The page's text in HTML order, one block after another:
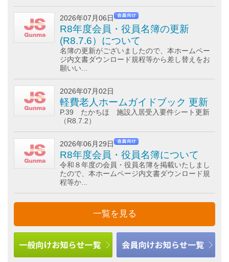
2026年07月06日
R8年度会員・役員名簿の更新
(R8.7.6）について
名簿の更新がございましたので、本ホームペー
ジ内文書ダウンロード規程等から差し替えをお
願いい...
2026年07月02日
軽費老人ホームガイドブック 更新
P.39 たかちほ 施設入居受入要件シート更新
（R8.7.2）
2026年06月29日
R8年度会員・役員名簿について
令和８年度の会員・役員名簿を掲載いたしまし
たので、本ホームページ内文書ダウンロード規
程等か...
一覧を見る